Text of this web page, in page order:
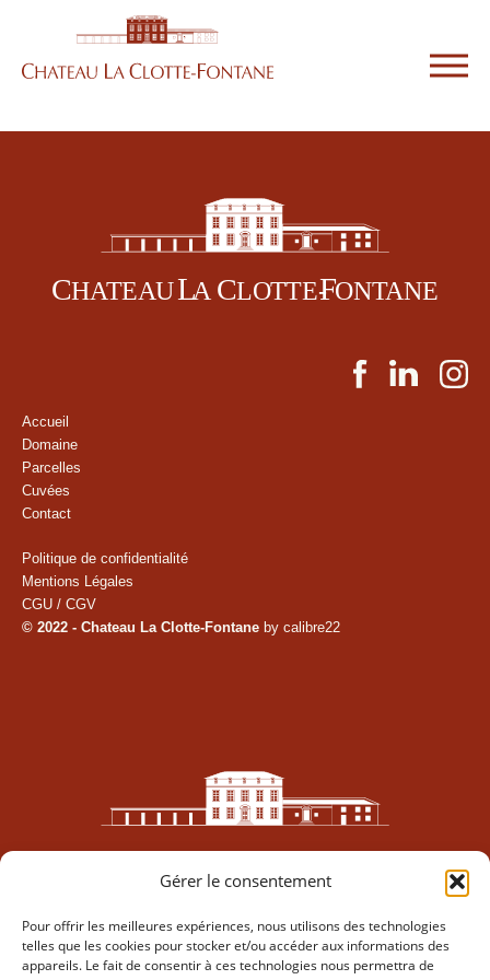
Gérer le consentement
Pour offrir les meilleures expériences, nous utilisons des technologies
telles que les cookies pour stocker et/ou accéder aux informations des
appareils. Le fait de consentir à ces technologies nous permettra de
Accueil
Domaine
Parcelles
Cuvées
Contact
Politique de confidentialité
Mentions Légales
CGU / CGV
© 2022 - Chateau La Clotte-Fontane by calibre22